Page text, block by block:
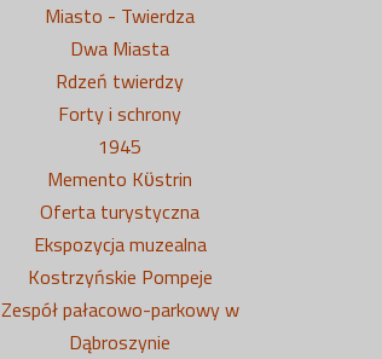
Miasto - Twierdza
Dwa Miasta
Rdzeń twierdzy
Forty i schrony
1945
Memento Kϋstrin
Oferta turystyczna
Ekspozycja muzealna
Kostrzyńskie Pompeje
Zespół pałacowo-parkowy w
Dąbroszynie